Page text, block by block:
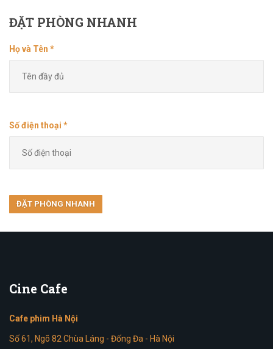
ĐẶTPHÒNG NHANH
Họ và Tên *
Số điện thoại *
Cine Cafe
Cafe phim Hà Nội
Số 61, Ngõ 82 Chùa Láng - Đống Đa - Hà Nội